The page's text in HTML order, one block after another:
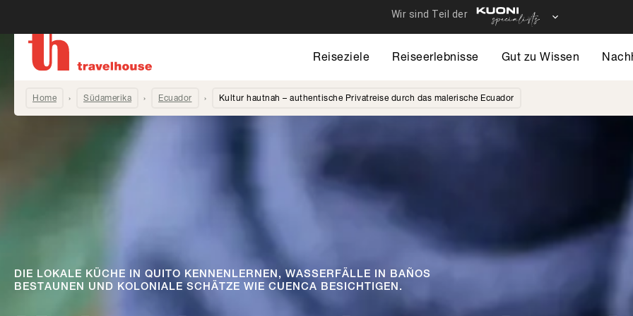
Reiseziele Reiseerlebnisse Gut zu Wissen
Home Südamerika Ecuador Kultur hautnah – authentische Privatreise durch das malerische Ecuador
DIE LOKALE KÜCHE IN QUITO KENNENLERNEN, WASSERFÄLLE IN BAÑOS
BESTAUNEN UND KOLONIALE SCHÄTZE WIE CUENCA BESICHTIGEN.